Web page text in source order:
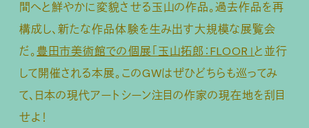
間へと鮮やかに変貌させる玉山の作品。過去作品を再
構成し、新たな作品体験を生み出す大規模な展覧会
だ。豊田市美術館での個展「玉山拓郎：FLOOR」と並行
して開催される本展。このGWはぜひどちらも巡ってみ
て、日本の現代アートシーン注目の作家の現在地を刮目
せよ！